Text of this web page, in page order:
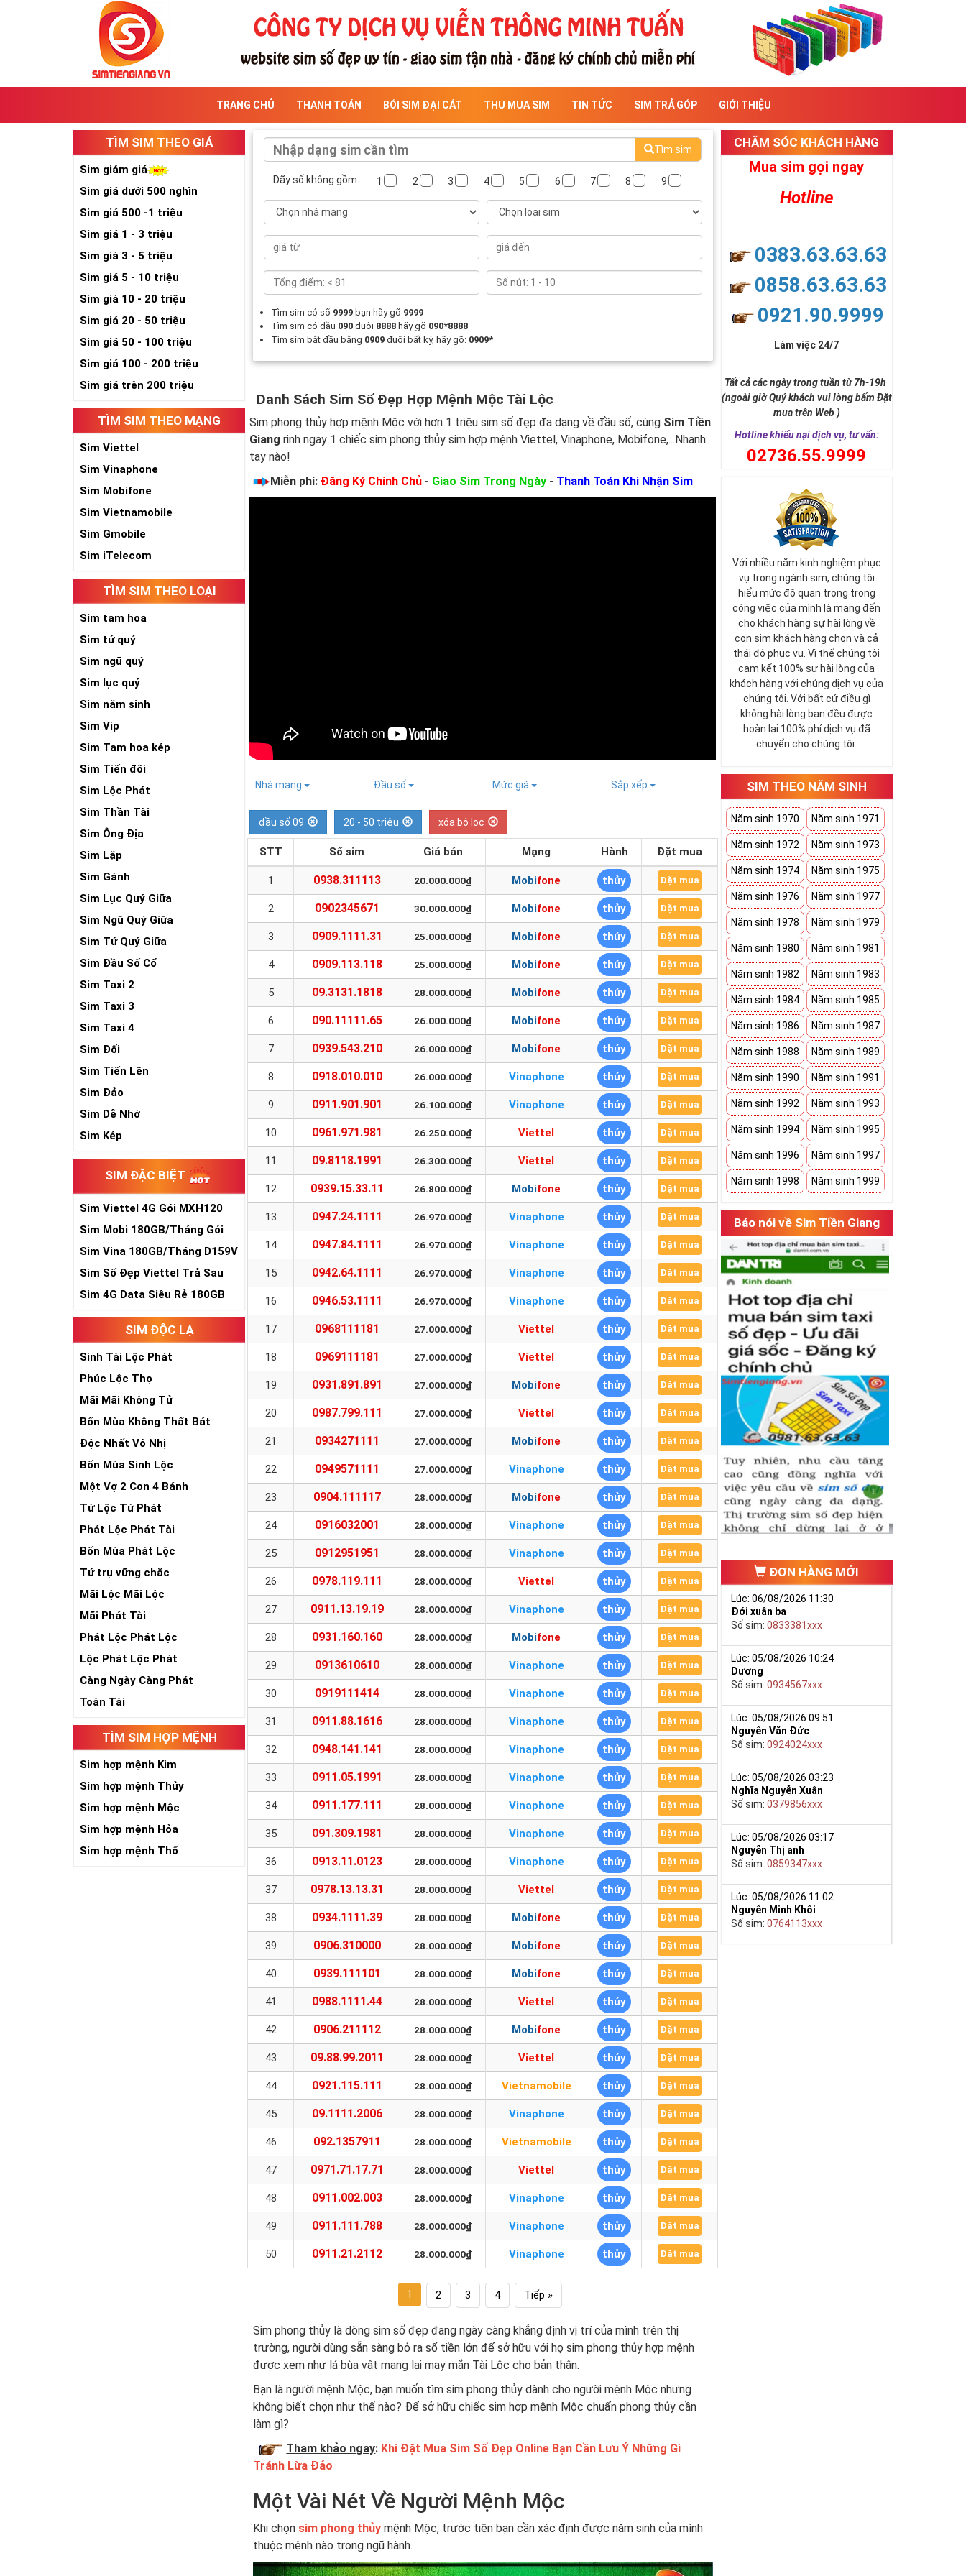
TRANG CHỦ THANH TOÁN BÓI SIM ĐẠI CÁT THU MUA SIM TIN TỨC SIM TRẢ GÓP GIỚI THIỆU
TÌM SIM THEO GIÁ
Sim giảm giá
Sim giá dưới 500 nghìn
Sim giá 500 -1 triệu
Sim giá 1 - 3 triệu
Sim giá 3 - 5 triệu
Sim giá 5 - 10 triệu
Sim giá 10 - 20 triệu
Sim giá 20 - 50 triệu
Sim giá 50 - 100 triệu
Sim giá 100 - 200 triệu
Sim giá trên 200 triệu
TÌM SIM THEO MẠNG
Sim Viettel
Sim Vinaphone
Sim Mobifone
Sim Vietnamobile
Sim Gmobile
Sim iTelecom
TÌM SIM THEO LOẠI
Sim tam hoa
Sim tứ quý
Sim ngũ quý
Sim lục quý
Sim năm sinh
Sim Vip
Sim Tam hoa kép
Sim Tiến đôi
Sim Lộc Phát
Sim Thần Tài
Sim Ông Địa
Sim Lặp
Sim Gánh
Sim Lục Quý Giữa
Sim Ngũ Quý Giữa
Sim Tứ Quý Giữa
Sim Đầu Số Cổ
Sim Taxi 2
Sim Taxi 3
Sim Taxi 4
Sim Đối
Sim Tiến Lên
Sim Đảo
Sim Dễ Nhớ
Sim Kép
SIM ĐẶC BIỆT
Sim Viettel 4G Gói MXH120
Siêu Rẻ
Sim Mobi 180GB/Tháng Gói
TK159
Sim Vina 180GB/Tháng D159V
Sim Số Đẹp Viettel Trả Sau
Sim 4G Data Siêu Rẻ 180GB
SIM ĐỘC LẠ
Sinh Tài Lộc Phát
Phúc Lộc Thọ
Mãi Mãi Không Tử
Bốn Mùa Không Thất Bát
Độc Nhất Vô Nhị
Bốn Mùa Sinh Lộc
Một Vợ 2 Con 4 Bánh
Tứ Lộc Tứ Phát
Phát Lộc Phát Tài
Bốn Mùa Phát Lộc
Tứ trụ vững chắc
Mãi Lộc Mãi Lộc
Mãi Phát Tài
Phát Lộc Phát Lộc
Lộc Phát Lộc Phát
Càng Ngày Càng Phát
Toàn Tài
TÌM SIM HỢP MỆNH
Sim hợp mệnh Kim
Sim hợp mệnh Thủy
Sim hợp mệnh Mộc
Sim hợp mệnh Hỏa
Sim hợp mệnh Thổ
Tìm sim
Dãy số không gồm: 1 2 3 4 5 6 7 8 9
Tìm sim có số 9999 bạn hãy gõ 9999
Tìm sim có đầu 090đuôi 8888 hãy gõ 090*8888
Tìm sim bắt đầu bằng 0909 đuôi bất kỳ, hãy gõ: 0909*
Danh Sách Sim Số Đẹp Hợp Mệnh Mộc Tài Lộc
Sim phong thủy hợp mệnh Mộc với hơn 1 triệu sim số đẹp đa dạng về đầu số, cùng Sim Tiền
Giang rinh ngay 1 chiếc sim phong thủy sim hợp mệnh Viettel, Vinaphone, Mobifone,...Nhanh
tay nào!
Miễn phí: Đăng Ký Chính Chủ - Giao Sim Trong Ngày - Thanh Toán Khi Nhận Sim
Nhà mạng Đầu số Mức giá Sắp xếp
đầu số 09 20 - 50 triệu xóa bộ lọc
STT Số sim Giá bán Mạng Hành Đặt mua
1 0938.311113 20.000.000₫ Mobifone thủy Đặt mua
2 0902345671 30.000.000₫ Mobifone thủy Đặt mua
3 0909.1111.31 25.000.000₫ Mobifone thủy Đặt mua
4 0909.113.118 25.000.000₫ Mobifone thủy Đặt mua
5 09.3131.1818 28.000.000₫ Mobifone thủy Đặt mua
6 090.11111.65 26.000.000₫ Mobifone thủy Đặt mua
7 0939.543.210 26.000.000₫ Mobifone thủy Đặt mua
8 0918.010.010 26.000.000₫ Vinaphone thủy Đặt mua
9 0911.901.901 26.100.000₫ Vinaphone thủy Đặt mua
10 0961.971.981 26.250.000₫ Viettel thủy Đặt mua
11 09.8118.1991 26.300.000₫ Viettel thủy Đặt mua
12 0939.15.33.11 26.800.000₫ Mobifone thủy Đặt mua
13 0947.24.1111 26.970.000₫ Vinaphone thủy Đặt mua
14 0947.84.1111 26.970.000₫ Vinaphone thủy Đặt mua
15 0942.64.1111 26.970.000₫ Vinaphone thủy Đặt mua
16 0946.53.1111 26.970.000₫ Vinaphone thủy Đặt mua
17 0968111181 27.000.000₫ Viettel thủy Đặt mua
18 0969111181 27.000.000₫ Viettel thủy Đặt mua
19 0931.891.891 27.000.000₫ Mobifone thủy Đặt mua
20 0987.799.111 27.000.000₫ Viettel thủy Đặt mua
21 0934271111 27.000.000₫ Mobifone thủy Đặt mua
22 0949571111 27.000.000₫ Vinaphone thủy Đặt mua
23 0904.111117 28.000.000₫ Mobifone thủy Đặt mua
24 0916032001 28.000.000₫ Vinaphone thủy Đặt mua
25 0912951951 28.000.000₫ Vinaphone thủy Đặt mua
26 0978.119.111 28.000.000₫ Viettel thủy Đặt mua
27 0911.13.19.19 28.000.000₫ Vinaphone thủy Đặt mua
28 0931.160.160 28.000.000₫ Mobifone thủy Đặt mua
29 0913610610 28.000.000₫ Vinaphone thủy Đặt mua
30 0919111414 28.000.000₫ Vinaphone thủy Đặt mua
31 0911.88.1616 28.000.000₫ Vinaphone thủy Đặt mua
32 0948.141.141 28.000.000₫ Vinaphone thủy Đặt mua
33 0911.05.1991 28.000.000₫ Vinaphone thủy Đặt mua
34 0911.177.111 28.000.000₫ Vinaphone thủy Đặt mua
35 091.309.1981 28.000.000₫ Vinaphone thủy Đặt mua
36 0913.11.0123 28.000.000₫ Vinaphone thủy Đặt mua
37 0978.13.13.31 28.000.000₫ Viettel thủy Đặt mua
38 0934.1111.39 28.000.000₫ Mobifone thủy Đặt mua
39 0906.310000 28.000.000₫ Mobifone thủy Đặt mua
40 0939.111101 28.000.000₫ Mobifone thủy Đặt mua
41 0988.1111.44 28.000.000₫ Viettel thủy Đặt mua
42 0906.211112 28.000.000₫ Mobifone thủy Đặt mua
43 09.88.99.2011 28.000.000₫ Viettel thủy Đặt mua
44 0921.115.111 28.000.000₫ Vietnamobile thủy Đặt mua
45 09.1111.2006 28.000.000₫ Vinaphone thủy Đặt mua
46 092.1357911 28.000.000₫ Vietnamobile thủy Đặt mua
47 0971.71.17.71 28.000.000₫ Viettel thủy Đặt mua
48 0911.002.003 28.000.000₫ Vinaphone thủy Đặt mua
49 0911.111.788 28.000.000₫ Vinaphone thủy Đặt mua
50 0911.21.2112 28.000.000₫ Vinaphone thủy Đặt mua
1 2 3 4 Tiếp »
Sim phong thủy là dòng sim số đẹp đang ngày càng khẳng định vị trí của mình trên thị
trường, người dùng sẵn sàng bỏ ra số tiền lớn để sở hữu với họ sim phong thủy hợp mệnh
được xem như lá bùa vật mang lại may mắn Tài Lộc cho bản thân.
Bạn là người mệnh Mộc, bạn muốn tìm sim phong thủy dành cho người mệnh Mộc nhưng
không biết chọn như thế nào? Để sở hữu chiếc sim hợp mệnh Mộc chuẩn phong thủy cần
làm gì?
Tham khảo ngay: Khi Đặt Mua Sim Số Đẹp Online Bạn Cần Lưu Ý Những Gì
Tránh Lừa Đảo
Một Vài Nét Về Người Mệnh Mộc
Khi chọn sim phong thủy mệnh Mộc, trước tiên bạn cần xác định được năm sinh của mình
thuộc mệnh nào trong ngũ hành.
CHĂM SÓC KHÁCH HÀNG
Mua sim gọi ngay
Hotline
0383.63.63.63
0858.63.63.63
0921.90.9999
Làm việc 24/7
Tất cả các ngày trong tuần từ 7h-19h
(ngoài giờ Quý khách vui lòng bấm Đặt
mua trên Web )
Hotline khiếu nại dịch vụ, tư vấn:
02736.55.9999
Với nhiều năm kinh nghiệm phục
vụ trong ngành sim, chúng tôi
hiểu mức độ quan trọng trong
công việc của mình là mang đến
cho khách hàng sự hài lòng về
con sim khách hàng chọn và cả
thái độ phục vụ. Vì thế chúng tôi
cam kết 100% sự hài lòng của
khách hàng với chúng dịch vụ của
chúng tôi. Với bất cứ điều gì
không hài lòng bạn đều được
hoàn lại 100% phí dịch vụ đã
chuyển cho chúng tôi.
SIM THEO NĂM SINH
Năm sinh 1970 Năm sinh 1971
Năm sinh 1972 Năm sinh 1973
Năm sinh 1974 Năm sinh 1975
Năm sinh 1976 Năm sinh 1977
Năm sinh 1978 Năm sinh 1979
Năm sinh 1980 Năm sinh 1981
Năm sinh 1982 Năm sinh 1983
Năm sinh 1984 Năm sinh 1985
Năm sinh 1986 Năm sinh 1987
Năm sinh 1988 Năm sinh 1989
Năm sinh 1990 Năm sinh 1991
Năm sinh 1992 Năm sinh 1993
Năm sinh 1994 Năm sinh 1995
Năm sinh 1996 Năm sinh 1997
Năm sinh 1998 Năm sinh 1999
Báo nói về Sim Tiền Giang
ĐƠN HÀNG MỚI
Lúc: 06/08/2026 11:30
Đới xuân ba
Số sim:0833381xxx
Lúc: 05/08/2026 10:24
Dương
Số sim:0934567xxx
Lúc: 05/08/2026 09:51
Nguyễn Văn Đức
Số sim:0924024xxx
Lúc: 05/08/2026 03:23
Nghĩa Nguyễn Xuân
Số sim:0379856xxx
Lúc: 05/08/2026 03:17
Nguyễn Thị anh
Số sim:0859347xxx
Lúc: 05/08/2026 11:02
Nguyễn Minh Khôi
Số sim:0764113xxx